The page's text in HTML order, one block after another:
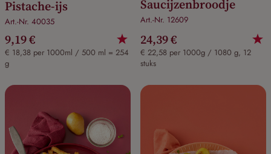
Pistache-ijs
Art.-Nr. 40035
9,19 €
€ 18,38 per 1000ml / 500 ml = 254
g
Saucijzenbroodje
Art.-Nr. 12609
24,39 €
€ 22,58 per 1000g / 1080 g, 12
stuks